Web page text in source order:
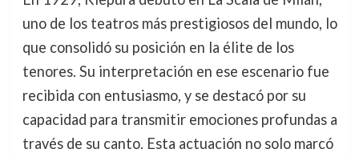
uno de los teatros más prestigiosos del mundo, lo
que consolidó su posición en la élite de los
tenores. Su interpretación en ese escenario fue
recibida con entusiasmo, y se destacó por su
capacidad para transmitir emociones profundas a
través de su canto. Esta actuación no solo marcó